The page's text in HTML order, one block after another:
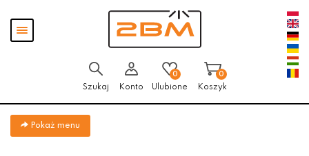
Pokaż
menu
Szukaj Konto
0
Ulubione
0
Koszyk
Pokaż menu